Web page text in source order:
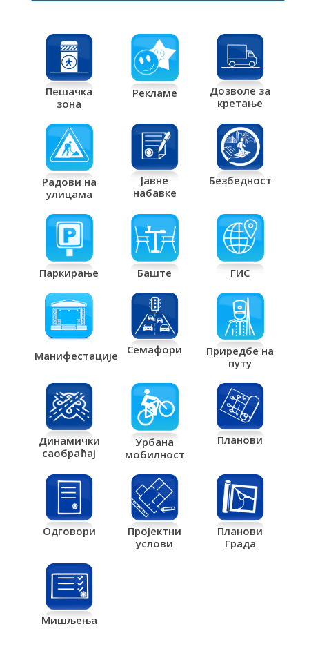
Пешачка
зона
Рекламе
Дозволе за
кретање
Радови на
улицама
Јавне
набавке
Безбедност
Паркирање Баште ГИС
Манифестације Семафори
Приредбе на
путу
Динамички
саобраћај
Урбана
мобилност
Планови
Одговори
Пројектни
услови
Планови
Града
Мишљења